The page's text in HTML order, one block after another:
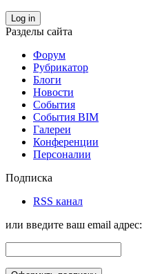
Log in
Разделы сайта
Форум
Рубрикатор
Блоги
Новости
События
События BIM
Галереи
Конференции
Персоналии
Подписка
RSS канал
или введите ваш email адрес: